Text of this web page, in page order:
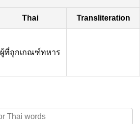
Thai Transliteration
ผู้ที่ถูกเกณฑ์ทหาร